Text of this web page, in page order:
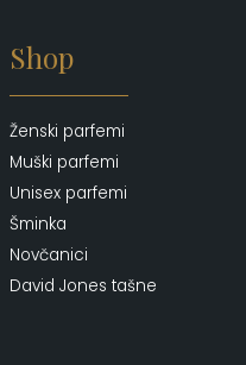
Shop
Ženski parfemi
Muški parfemi
Unisex parfemi
Šminka
Novčanici
David Jones tašne